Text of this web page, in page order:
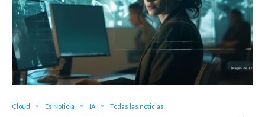
Cloud Es Noticia IA Todas las noticias